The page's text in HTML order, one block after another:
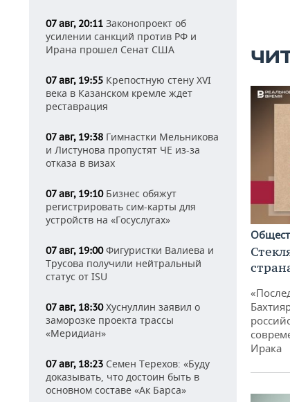
07 авг, 20:11 Законопроект об
усилении санкций против РФ и
Ирана прошел Сенат США
07 авг, 19:55 Крепостную стену XVI
века в Казанском кремле ждет
реставрация
07 авг, 19:38 Гимнастки Мельникова
и Листунова пропустят ЧЕ из-за
отказа в визах
07 авг, 19:10Бизнес обяжут
регистрировать сим-карты для
устройств на «Госуслугах»
07 авг, 19:00Фигуристки Валиева и
Трусова получили нейтральный
статус от ISU
07 авг, 18:30Хуснуллин заявил о
заморозке проекта трассы
«Меридиан»
07 авг, 18:23 Семен Терехов: «Буду
доказывать, что достоин быть в
основном составе «Ак Барса»
Ирака